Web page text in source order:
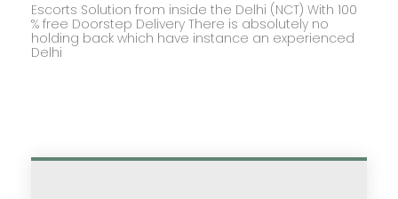
Escorts Solution from inside the Delhi (NCT) With 100
% free Doorstep Delivery There is absolutely no
holding back which have instance an experienced
Delhi